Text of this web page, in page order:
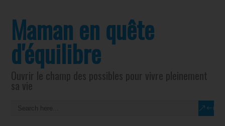
Maman en quête
d'équilibre
Ouvrir le champ des possibles pour vivre pleinement
sa vie